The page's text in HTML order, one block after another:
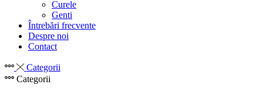
Curele
Genti
Întrebări frecvente
Despre noi
Contact
Categorii
Categorii